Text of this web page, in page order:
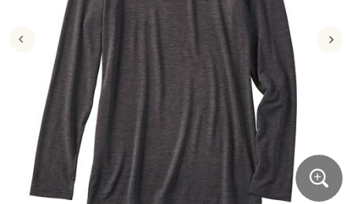
寝具・ベッド
カーテン・ラグ・ファブリック
美容・健康・サプリメント
制服・スクールすべて
制服・学生服
ジュニア・ティーンズ下着
大きいサイズ
大きいサイズ通販すべて
大きいサイズ レディース服
大きいサイズ レディース下着
大きいサイズ メンズ
バーゲン
バーゲンセール
シークレットセール
詳細検索
商品カテゴリ一覧
カタログ
カーテン・ラグ・ファブリック
制服・学生服
ジュニア・ティーンズ下着
大きいサイズ通販すべて
大きいサイズ レディース服
大きいサイズ レディース下着
大きいサイズ メンズ
大きいサイズ 事務・制服
バーゲン
バーゲンセール
シークレットセール
詳細検索
商品カテゴリ一覧
カタログ
カタログ・チラシからのご注文